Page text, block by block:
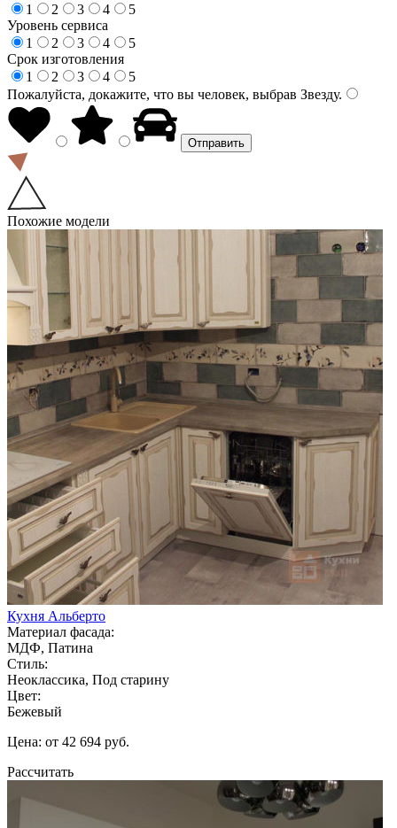
1
2 3 4
5
Уровень сервиса
1
2 3 4
5
Срок изготовления
1
2 3 4
5
Пожалуйста, докажите, что вы человек, выбрав Звезду.
Похожие модели
Кухня Альберто
Материал фасада:
МДФ, Патина
Стиль:
Неоклассика, Под старину
Цвет:
Бежевый
Цена: от 42 694 руб.
Рассчитать